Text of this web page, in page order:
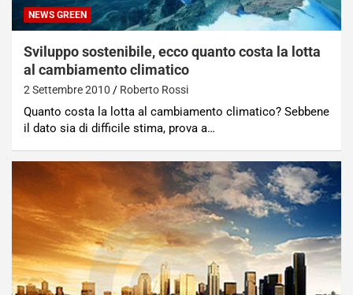
NEWS GREEN
Sviluppo sostenibile, ecco quanto costa la lotta
al cambiamento climatico
2 Settembre 2010 Roberto Rossi
Quanto costa la lotta al cambiamento climatico? Sebbene
il dato sia di difficile stima, prova a…